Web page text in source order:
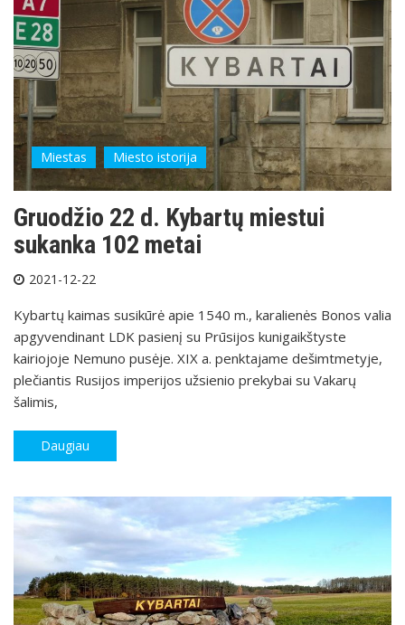
Miestas Miesto istorija
Gruodžio 22 d. Kybartų miestui
sukanka 102 metai
2021-12-22
Kybartų kaimas susikūrė apie 1540 m., karalienės Bonos valia
apgyvendinant LDK pasienį su Prūsijos kunigaikštyste
kairiojoje Nemuno pusėje. XIX a. penktajame dešimtmetyje,
plečiantis Rusijos imperijos užsienio prekybai su Vakarų
šalimis,
Daugiau